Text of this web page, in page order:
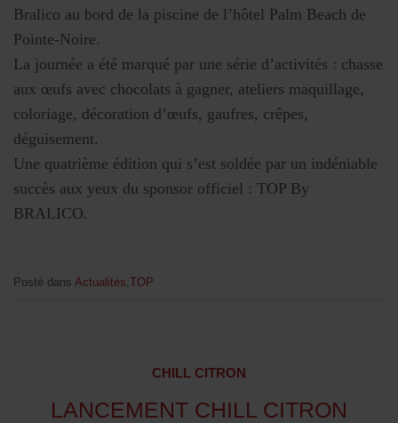
Bralico au bord de la piscine de l’hôtel Palm Beach de
Pointe-Noire.
La journée a été marqué par une série d’activités : chasse
aux œufs avec chocolats à gagner, ateliers maquillage,
coloriage, décoration d’œufs, gaufres, crêpes,
déguisement.
Une quatrième édition qui s’est soldée par un indéniable
succès aux yeux du sponsor officiel : TOP By
BRALICO.
Posté dans Actualités,TOP
CHILL CITRON
LANCEMENT CHILL CITRON